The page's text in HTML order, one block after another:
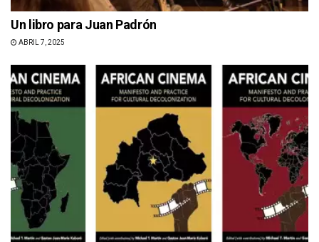
Un libro para Juan Padrón
ABRIL 7, 2025